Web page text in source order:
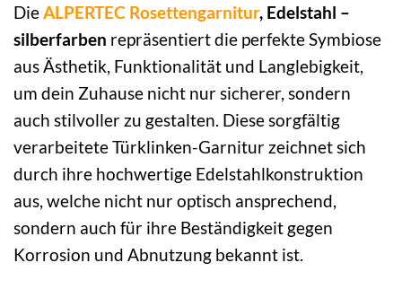
Die ALPERTEC Rosettengarnitur, Edelstahl –
silberfarben repräsentiert die perfekte Symbiose
aus Ästhetik, Funktionalität und Langlebigkeit,
um dein Zuhause nicht nur sicherer, sondern
auch stilvoller zu gestalten. Diese sorgfältig
verarbeitete Türklinken-Garnitur zeichnet sich
durch ihre hochwertige Edelstahlkonstruktion
aus, welche nicht nur optisch ansprechend,
sondern auch für ihre Beständigkeit gegen
Korrosion und Abnutzung bekannt ist.